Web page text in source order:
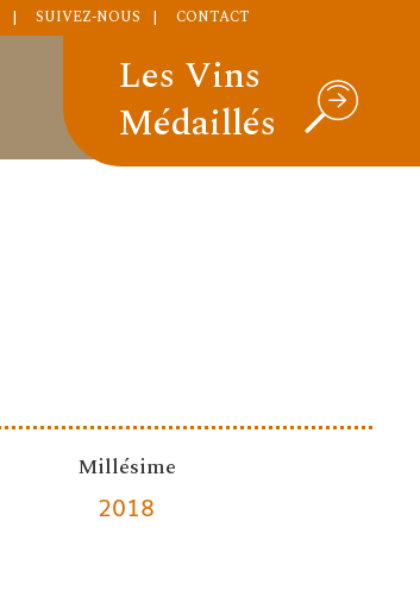
SUIVEZ-NOUS CONTACT
Les Vins
Médaillés
Millésime
2018